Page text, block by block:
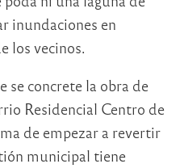
inundaciones en
los vecinos.
se concrete la obra de
Residencial Centro de
de empezar a revertir
municipal tiene